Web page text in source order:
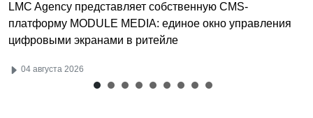
LMC Agency представляет собственную CMS-
платформу MODULE MEDIA: единое окно управления
цифровыми экранами в ритейле
04 августа 2026